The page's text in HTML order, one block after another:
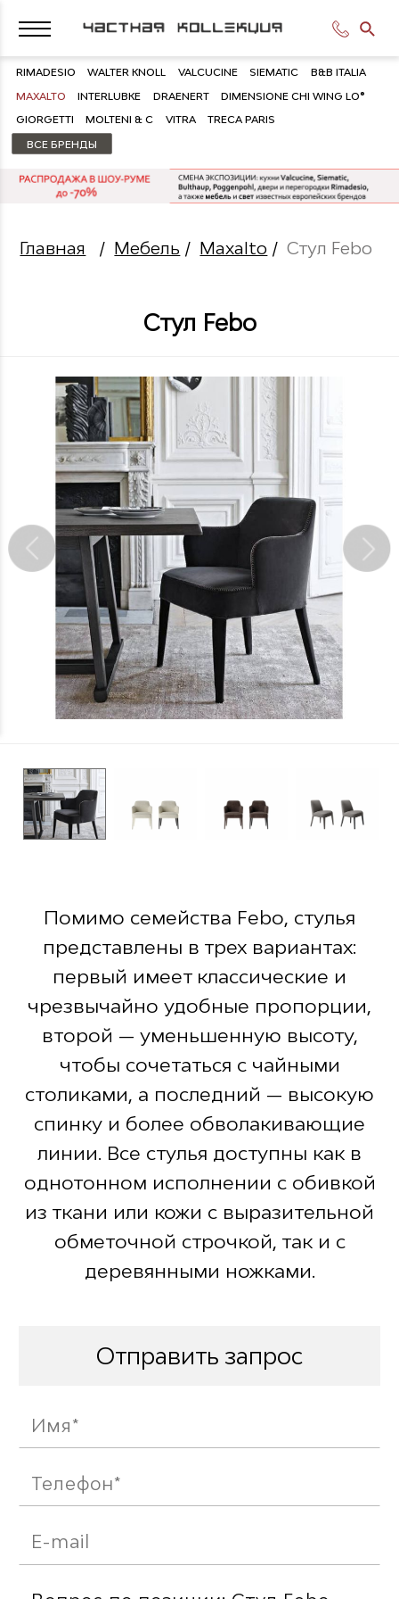
RIMADESIO WALTER KNOLL VALCUCINE SIEMATIC B&B ITALIA
MAXALTO INTERLUBKE DRAENERT DIMENSIONE CHI WING LO®
GIORGETTI MOLTENI & C VITRA TRECA PARIS
ВСЕ БРЕНДЫ
Главная / Мебель / Maxalto /Стул Febo
Стул Febo
Помимо семейства Febo, стулья
представлены в трех вариантах:
первый имеет классические и
чрезвычайно удобные пропорции,
второй — уменьшенную высоту,
чтобы сочетаться с чайными
столиками, а последний — высокую
спинку и более обволакивающие
линии. Все стулья доступны как в
однотонном исполнении с обивкой
из ткани или кожи с выразительной
обметочной строчкой, так и с
деревянными ножками.
Отправить запрос